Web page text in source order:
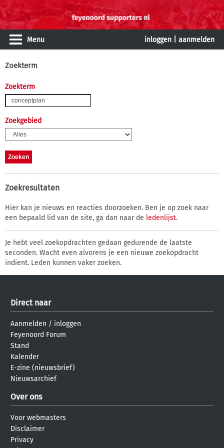
Menu inloggen aanmelden
Zoekterm
Zoekterm
Zoekgebied
Zoekresultaten
Hier kan je nieuws en reacties doorzoeken. Ben je op zoek naar
een bepaald lid van de site, ga dan naar de ledenlijst.
Je hebt veel zoekopdrachten gedaan gedurende de laatste
seconden. Wacht even alvorens je een nieuwe zoekopdracht
indient. Leden kunnen vaker zoeken.
Direct naar
Aanmelden / inloggen
Feyenoord Forum
Stand
Kalender
E-zine (nieuwsbrief)
Nieuwsarchief
Over ons
Voor webmasters
Disclaimer
Privacy